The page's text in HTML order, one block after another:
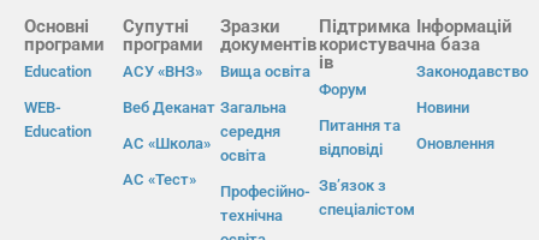
Основні
програми
Education
WEB-
Education
Супутні
програми
АСУ «ВНЗ»
Веб Деканат
АС «Школа»
АС «Тест»
Зразки
документів
Вища освіта
Загальна
середня
освіта
Професійно-
технічна
Підтримка
користувач
ів
Форум
Питання та
відповіді
Зв’язок з
спеціалістом
Інформацій
на база
Законодавство
Новини
Оновлення